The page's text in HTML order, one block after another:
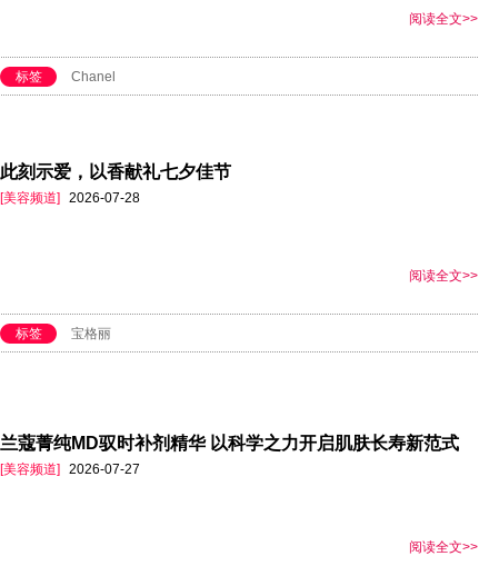
阅读全文>>
标签 Chanel
此刻示爱，以香献礼七夕佳节
[美容频道] 2026-07-28
阅读全文>>
标签 宝格丽
兰蔻菁纯MD驭时补剂精华 以科学之力开启肌肤长寿新范式
[美容频道] 2026-07-27
阅读全文>>